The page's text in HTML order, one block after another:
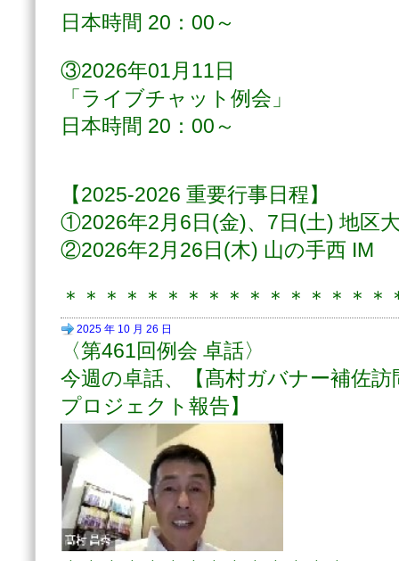
日本時間 20：00～
③2026年01月11日
「ライブチャット例会」
日本時間 20：00～
【2025-2026 重要行事日程】
①2026年2月6日(金)、7日(土) 地区
②2026年2月26日(木) 山の手西 IM
＊＊＊＊＊＊＊＊＊＊＊＊＊＊＊＊
2025 年 10 月 26 日
〈第461回例会 卓話〉
今週の卓話、【髙村ガバナー補佐
プロジェクト報告】